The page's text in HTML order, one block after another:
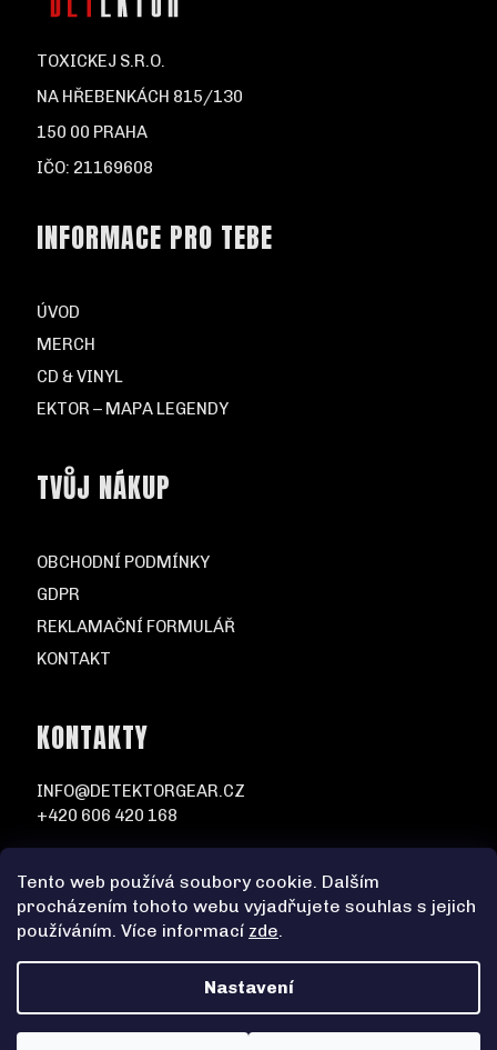
Tento web používá soubory cookie. Dalším
procházením tohoto webu vyjadřujete souhlas s jejich
používáním. Více informací zde.
Nastavení
TOXICKEJ S.R.O.
NA HŘEBENKÁCH 815/130
150 00 PRAHA
IČO: 21169608
INFORMACE PRO TEBE
ÚVOD
MERCH
CD & VINYL
EKTOR – MAPA LEGENDY
TVŮJ NÁKUP
OBCHODNÍ PODMÍNKY
GDPR
REKLAMAČNÍ FORMULÁŘ
KONTAKT
KONTAKTY
INFO@DETEKTORGEAR.CZ
+420 606 420 168